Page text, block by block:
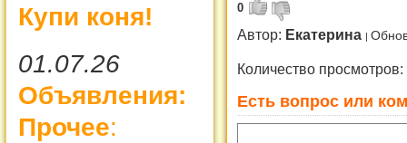
Купи коня!
01.07.26
Объявления:
Прочее:
0
Автор: Екатерина
Количество просмотров:
Есть вопрос или